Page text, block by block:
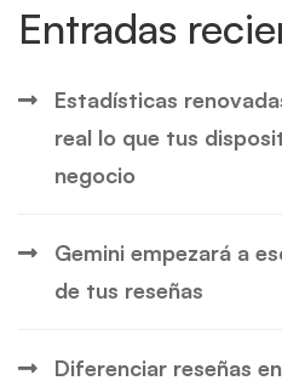
era:
Entradas
Estadísticas
real lo que tus
negocio
Gemini empezará a
de tus reseñas
Diferenciar reseñas